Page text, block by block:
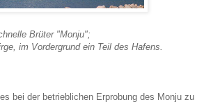
Brüter "Monju";
im Vordergrund ein Teil des Hafens.
bei der betrieblichen Erprobung des Monju zu